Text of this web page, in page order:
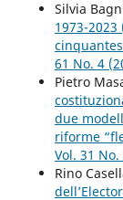
Silvia
1973-
61 No. 4
Pietro
due
riforme
Vol. 31
Rino